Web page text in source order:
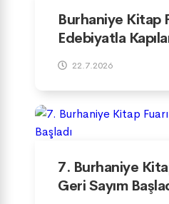
Burhaniye Kitap
Edebiyatla
22.7.2026
7. Burhaniye
Geri Sayım